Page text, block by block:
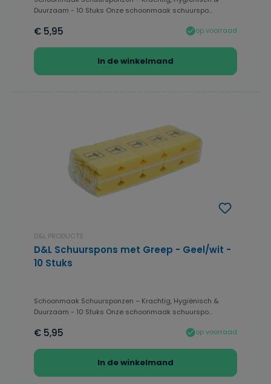
Duurzaam - 10 Stuks Onze schoonmaak schuurspo...
€ 5,95 op voorraad
In de winkelmand
D&L PRODUCTS
D&L Schuurspons met Greep - Geel/wit -
10 Stuks
Schoonmaak Schuursponzen – Krachtig, Hygiënisch &
Duurzaam - 10 Stuks Onze schoonmaak schuurspo...
€ 5,95 op voorraad
In de winkelmand